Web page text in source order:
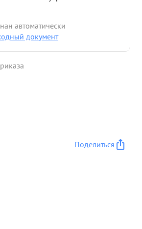
автоматически
документ
Поделиться